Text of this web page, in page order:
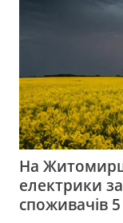
На
електрики
споживачів